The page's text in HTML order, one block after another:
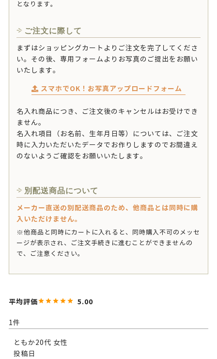
となります。
ご注文に際して
まずはショッピングカートよりご注文を完了してくださ
い。その後、専用フォームよりお写真のご提出をお願い
いたします。
スマホでOK！お写真アップロードフォーム
名入れ商品につき、ご注文後のキャンセルはお受けでき
ません。
名入れ項目（お名前、生年月日等）については、ご注文
時に入力いただいたデータでお作りしますのでお間違え
のないようご確認をお願いいたします。
別配送商品について
メーカー直送の別配送商品のため、他商品とは同時に購
入いただけません。
※他商品と同時にカートに入れると、同時購入不可のメッセ
ージが表示され、ご注文手続きに進むことができませんの
で、ご注意ください。
5.00
1
ともか20代 女性
投稿日